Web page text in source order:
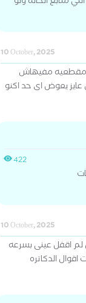
10 October, 2025
مقطعيه مفيهاش
يعوض اى حد اكنو
422
10 October, 2025
لم اقفل عينى بسرعه